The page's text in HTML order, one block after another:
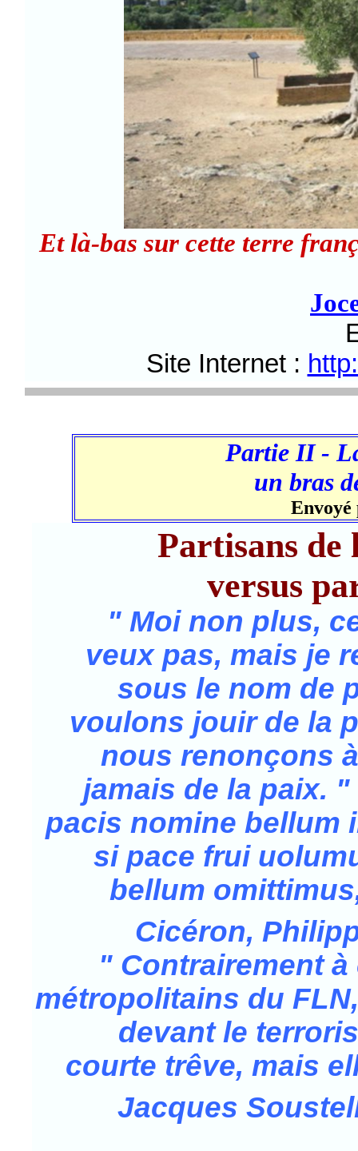
Et là-bas sur cette terre
Site Internet :
Partie II -
un bras
Partisans
versus
" Moi non plus,
veux pas, mais je
sous le nom de
voulons jouir de la
nous renonçons
jamais de la paix.
pacis nomine bellum
si pace frui
bellum
Cicéron,
" Contrairement
métropolitains du
devant le
courte trêve, mais
Jacques